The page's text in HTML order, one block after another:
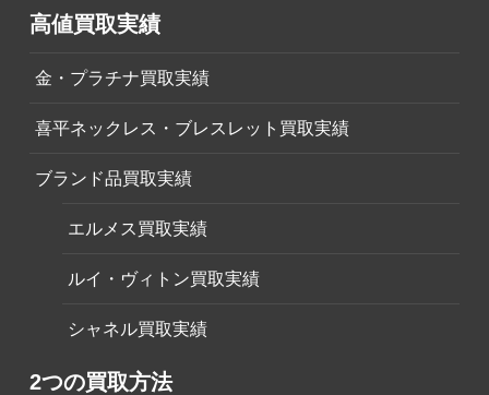
高値買取実績
金・プラチナ買取実績
喜平ネックレス・ブレスレット買取実績
ブランド品買取実績
エルメス買取実績
ルイ・ヴィトン買取実績
シャネル買取実績
2つの買取方法